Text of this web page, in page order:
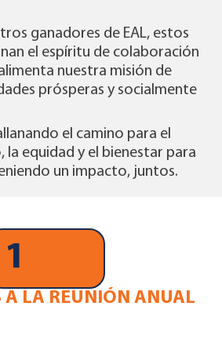
ganadores de EAL, estos
el espíritu de colaboración
nuestra misión de
prósperas y socialmente
el camino para el
equidad y el bienestar para
un impacto, juntos.
1
A LA REUNIÓN ANUAL